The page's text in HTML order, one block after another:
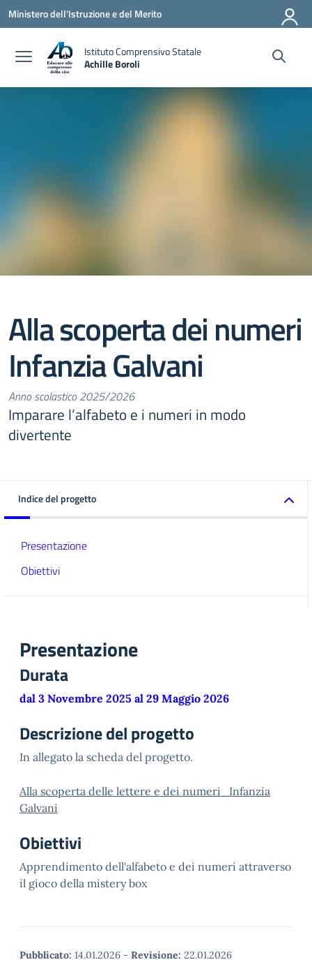
Vai ai contenuti
Vai al menu di navigazione
Vai al footer
Ministero dell'Istruzione e del Merito
Istituto Comprensivo Statale
Achille Boroli
Alla scoperta dei numeri
Infanzia Galvani
Anno scolastico 2025/2026
Imparare l’alfabeto e i numeri in modo
divertente
Indice del progetto
Presentazione
Obiettivi
Presentazione
Durata
dal 3 Novembre 2025 al 29 Maggio 2026
Descrizione del progetto
In allegato la scheda del progetto.
Alla scoperta delle lettere e dei numeri_Infanzia
Galvani
Obiettivi
Apprendimento dell'alfabeto e dei numeri attraverso
il gioco della mistery box
Pubblicato: 14.01.2026 - Revisione: 22.01.2026